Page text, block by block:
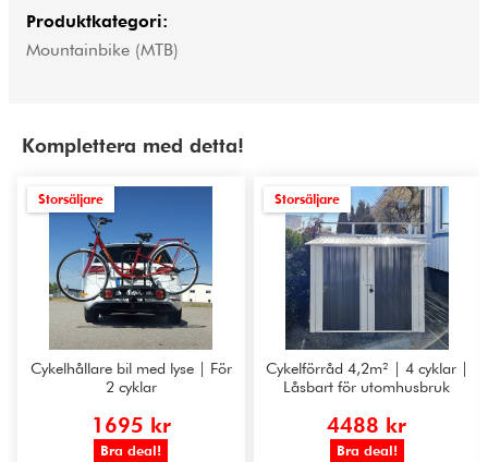
Produktkategori:
Mountainbike (MTB)
Komplettera med detta!
Storsäljare
Cykelhållare bil med lyse | För
2 cyklar
1695 kr
Bra deal!
Storsäljare
Cykelförråd 4,2m² | 4 cyklar |
Låsbart för utomhusbruk
4488 kr
Bra deal!